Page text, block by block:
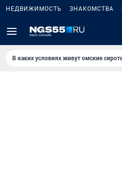
НЕДВИЖИМОСТЬ ЗНАКОМСТВА
В каких условиях живут омские